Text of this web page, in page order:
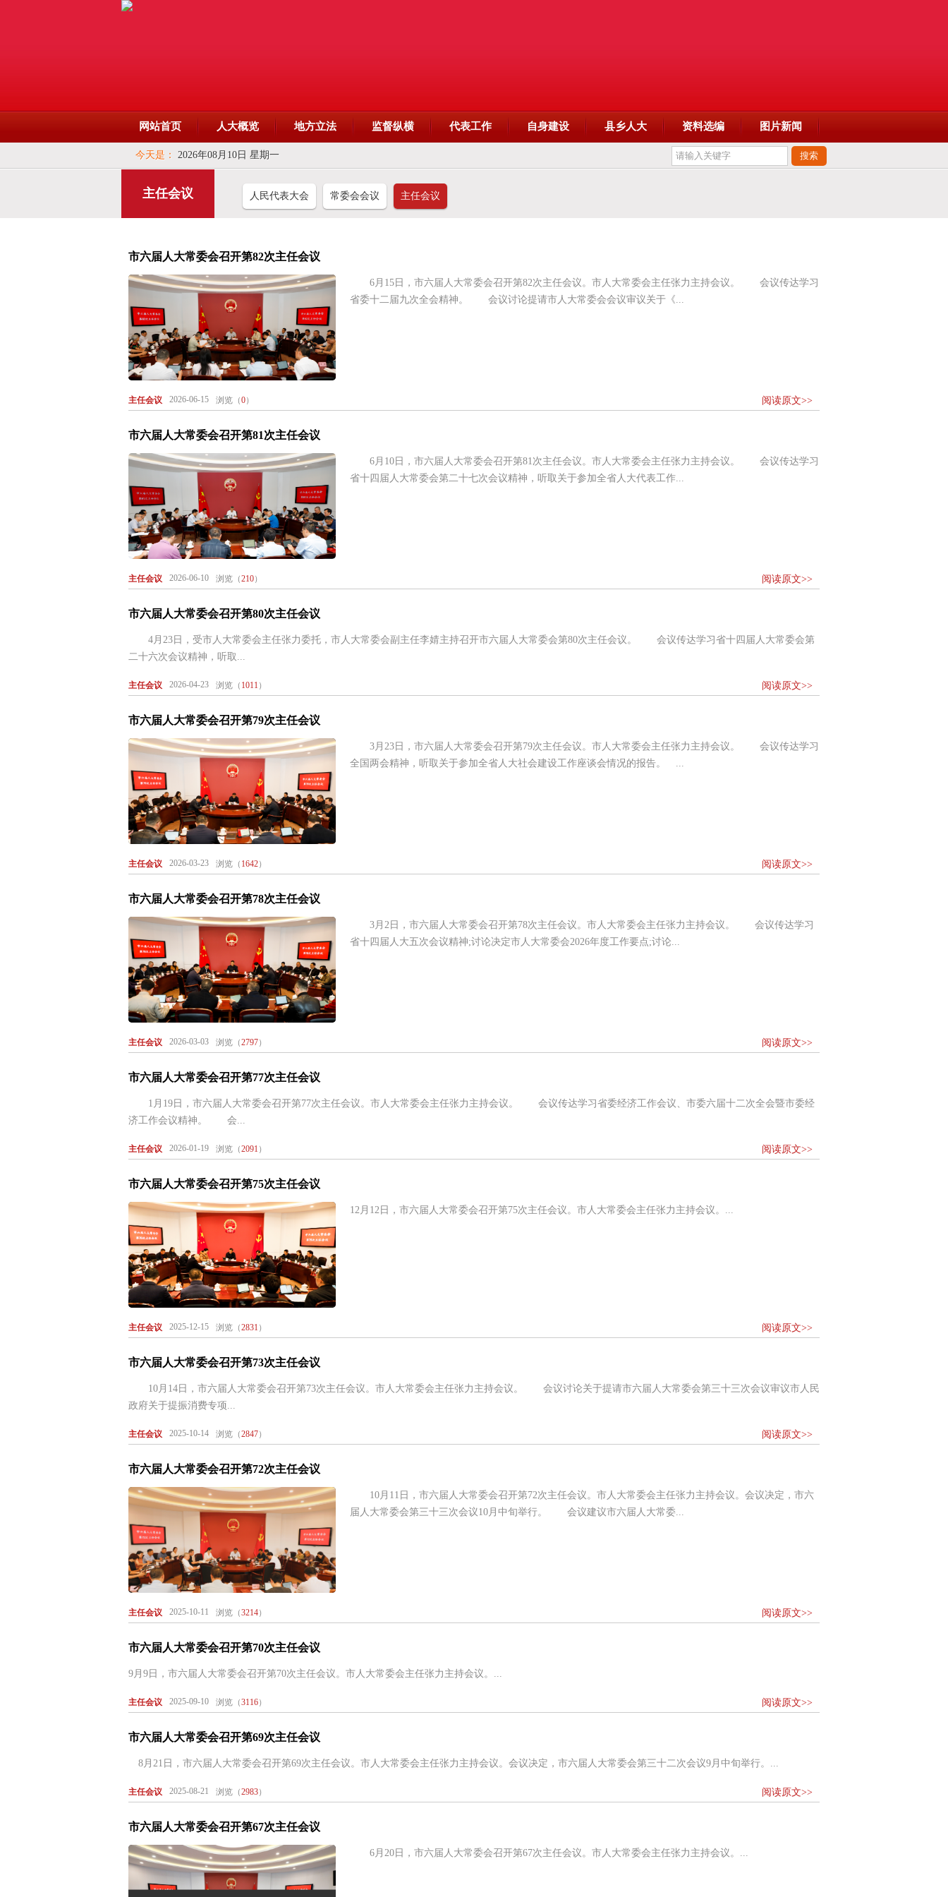
网站首页 人大概览 地方立法 监督纵横 代表工作 自身建设 县乡人大 资料选编 图片新闻
今天是： 2026年08月10日 星期一
主任会议 人民代表大会 常委会会议 主任会议
市六届人大常委会召开第82次主任会议
6月15日，市六届人大常委会召开第82次主任会议。市人大常委会主任张力主持会议。 会议传达学习
省委十二届九次全会精神。 会议讨论提请市人大常委会会议审议关于《...
主任会议 2026-06-15 浏览（0） 阅读原文>>
市六届人大常委会召开第81次主任会议
6月10日，市六届人大常委会召开第81次主任会议。市人大常委会主任张力主持会议。 会议传达学习
省十四届人大常委会第二十七次会议精神，听取关于参加全省人大代表工作...
主任会议 2026-06-10 浏览（210） 阅读原文>>
市六届人大常委会召开第80次主任会议
4月23日，受市人大常委会主任张力委托，市人大常委会副主任李婧主持召开市六届人大常委会第80次主任会议。 会议传达学习省十四届人大常委会第
二十六次会议精神，听取...
主任会议 2026-04-23 浏览（ 1011 ） 阅读原文>>
市六届人大常委会召开第79次主任会议
3月23日，市六届人大常委会召开第79次主任会议。市人大常委会主任张力主持会议。 会议传达学习
全国两会精神，听取关于参加全省人大社会建设工作座谈会情况的报告。 ...
主任会议 2026-03-23 浏览（ 1642） 阅读原文>>
市六届人大常委会召开第78次主任会议
3月2日，市六届人大常委会召开第78次主任会议。市人大常委会主任张力主持会议。 会议传达学习
省十四届人大五次会议精神;讨论决定市人大常委会2026年度工作要点;讨论...
主任会议 2026-03-03 浏览（2797） 阅读原文>>
市六届人大常委会召开第77次主任会议
1月19日，市六届人大常委会召开第77次主任会议。市人大常委会主任张力主持会议。 会议传达学习省委经济工作会议、市委六届十二次全会暨市委经
济工作会议精神。 会...
主任会议 2026-01-19 浏览（2091 ） 阅读原文>>
市六届人大常委会召开第75次主任会议
12月12日，市六届人大常委会召开第75次主任会议。市人大常委会主任张力主持会议。...
主任会议 2025-12-15 浏览（2831 ） 阅读原文>>
市六届人大常委会召开第73次主任会议
10月14日，市六届人大常委会召开第73次主任会议。市人大常委会主任张力主持会议。 会议讨论关于提请市六届人大常委会第三十三次会议审议市人民
政府关于提振消费专项...
主任会议 2025-10-14 浏览（2847） 阅读原文>>
市六届人大常委会召开第72次主任会议
10月11日，市六届人大常委会召开第72次主任会议。市人大常委会主任张力主持会议。会议决定，市六
届人大常委会第三十三次会议10月中旬举行。 会议建议市六届人大常委...
主任会议 2025-10-11 浏览（3214） 阅读原文>>
市六届人大常委会召开第70次主任会议
9月9日，市六届人大常委会召开第70次主任会议。市人大常委会主任张力主持会议。...
主任会议 2025-09-10 浏览（3116） 阅读原文>>
市六届人大常委会召开第69次主任会议
8月21日，市六届人大常委会召开第69次主任会议。市人大常委会主任张力主持会议。会议决定，市六届人大常委会第三十二次会议9月中旬举行。...
主任会议 2025-08-21 浏览（2983） 阅读原文>>
市六届人大常委会召开第67次主任会议
6月20日，市六届人大常委会召开第67次主任会议。市人大常委会主任张力主持会议。...